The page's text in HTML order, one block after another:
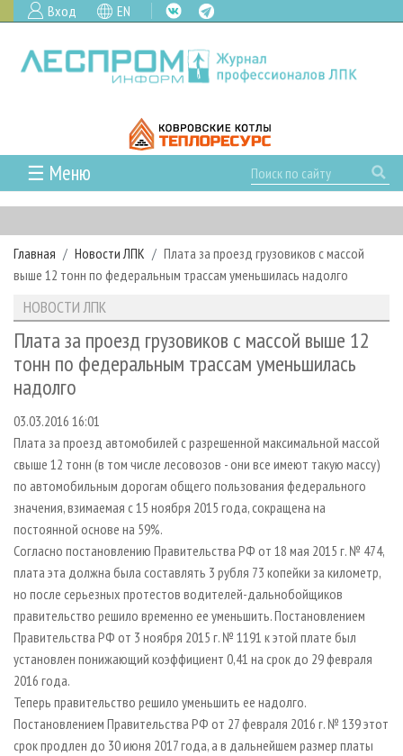
Вход EN
☰ Меню
ГЛАВНАЯ
РУБРИКИ И ТЕМЫ
РУБРИКИ ЖУРНАЛА
ЛЕСОЗАГОТОВКА
ЛЕСОПИЛЕНИЕ
ДЕРЕВООБРАБОТКА
СУШКА ДРЕВЕСИНЫ
ПРОИЗВОДСТВО ДРЕВЕСНЫХ ПЛИТ
ДЕРЕВЯННОЕ ДОМОСТРОЕНИЕ
ПРОИЗВОДСТВО МЕБЕЛИ
БИОЭНЕРГЕТИКА
ЦБП
ИНСТРУМЕНТ И МАТЕРИАЛЫ
НОВОСТИ
НОВОСТИ ЛПК
НОВОСТИ ЖУРНАЛА
НОВОСТИ КОМПАНИЙ
ПРОЕКТЫ ЛПИ
АНАЛИТИКА
ПРЕДПРИЯТИЯ ЛПК
ЛЕСНЫЕ РЕГИОНЫ РОССИИ
ПЕРСОНЫ
МОБИЛЬНЫЕ ВЫСТАВКИ
ОФИЦИАЛЬНЫЕ ДЕЛЕГАЦИИ
ПРИОРИТЕТНЫЕ ИНВЕСТПРОЕКТЫ
RUSSIAN FORESTRY REVIEW
ГАЗЕТА ЛЕСПРОМФОРУМ
БИБЛИОТЕКА СПЕЦИАЛИСТА
АРХИВ ЖУРНАЛОВ
СТАТЬИ
О ЖУРНАЛЕ
ПОДПИСКА
КОНТАКТЫ
РЕКЛАМОДАТЕЛЯМ
РЕКЛАМА
РЕКЛАМА НА САЙТЕ
Главная Новости ЛПК
Плата за проезд грузовиков с массой
выше 12 тонн по федеральным трассам уменьшилась надолго
НОВОСТИ ЛПК
Плата за проезд грузовиков с массой выше 12
тонн по федеральным трассам уменьшилась
надолго
03.03.2016 16:01
Плата за проезд автомобилей с разрешенной максимальной массой
свыше 12 тонн (в том числе лесовозов - они все имеют такую массу)
по автомобильным дорогам общего пользования федерального
значения, взимаемая с 15 ноября 2015 года, сокращена на
постоянной основе на 59%.
Согласно постановлению Правительства РФ от 18 мая 2015 г. № 474,
плата эта должна была составлять 3 рубля 73 копейки за километр,
но после серьезных протестов водителей-дальнобойщиков
правительство решило временно ее уменьшить. Постановлением
Правительства РФ от 3 ноября 2015 г. № 1191 к этой плате был
установлен понижающий коэффициент 0,41 на срок до 29 февраля
2016 года.
Теперь правительство решило уменьшить ее надолго.
Постановлением Правительства РФ от 27 февраля 2016 г. № 139 этот
срок продлен до 30 июня 2017 года, а в дальнейшем размер платы